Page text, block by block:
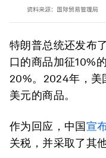
特朗普总统还发布
口的商品加征10%
20%。2024年，
美元的商品。
作为回应，中国宣
关税，并采取了其